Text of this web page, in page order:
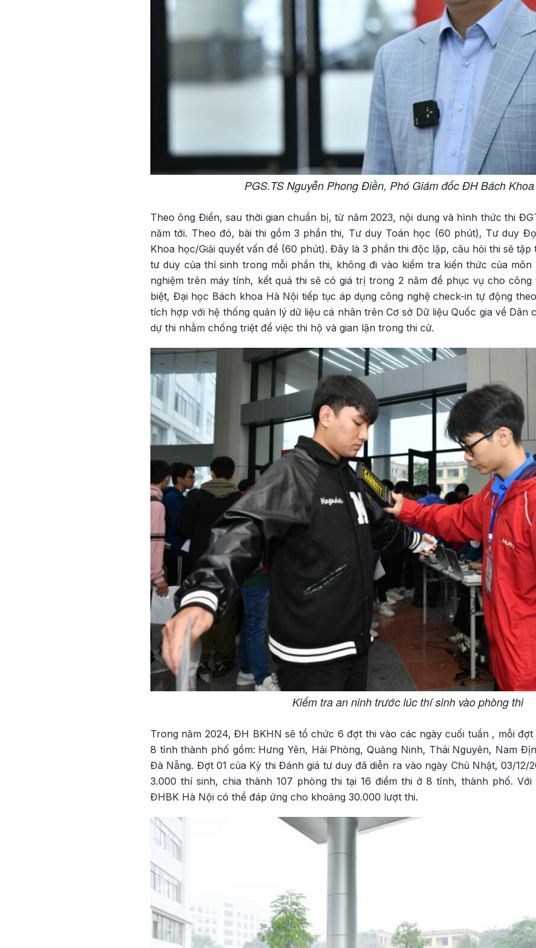
PGS.TS Nguyễn Phong Điền, Phó Giám đốc ĐH Bách
Theo ông Điền, sau thời gian chuẩn bị, từ năm 2023, nội dung và hình thức thi
năm tới. Theo đó, bài thi gồm 3 phần thi, Tư duy Toán học (60 phút), Tư duy
Khoa học/Giải quyết vấn đề (60 phút). Đây là 3 phần thi độc lập, câu hỏi thi sẽ
tư duy của thí sinh trong mỗi phần thi, không đi vào kiểm tra kiến thức của
nghiệm trên máy tính, kết quả thi sẽ có giá trị trong 2 năm để phục vụ cho
biệt, Đại học Bách khoa Hà Nội tiếp tục áp dụng công nghệ check-in tự động
tích hợp với hệ thống quản lý dữ liệu cá nhân trên Cơ sở Dữ liệu Quốc gia về Dân
dự thi nhằm chống triệt để việc thi hộ và gian lận trong thi cử.
Kiếm tra an ninh trước lúc thí sinh vào phòng thi
Trong năm 2024, ĐH BKHN sẽ tổ chức 6 đợt thi vào các ngày cuối tuần , mỗi đợt
8 tỉnh thành phố gồm: Hưng Yên, Hải Phòng, Quảng Ninh, Thái Nguyên, Nam
Đà Nẵng. Đợt 01 của Kỳ thi Đánh giá tư duy đã diễn ra vào ngày Chủ Nhật, 03/12/
3.000 thí sinh, chia thành 107 phòng thi tại 16 điểm thi ở 8 tỉnh, thành phố.
ĐHBK Hà Nội có thể đáp ứng cho khoảng 30.000 lượt thi.